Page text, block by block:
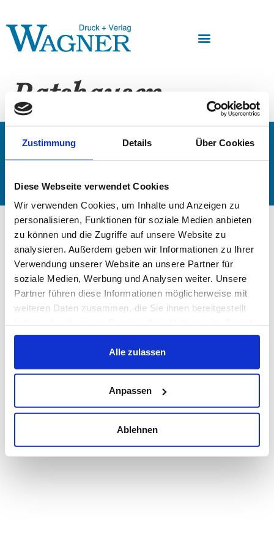
Zustimmung Details Über Cookies
Diese Webseite verwendet Cookies
Wir verwenden Cookies, um Inhalte und Anzeigen zu
personalisieren, Funktionen für soziale Medien anbieten
zu können und die Zugriffe auf unsere Website zu
analysieren. Außerdem geben wir Informationen zu Ihrer
Verwendung unserer Website an unsere Partner für
soziale Medien, Werbung und Analysen weiter. Unsere
Partner führen diese Informationen möglicherweise mit
weiteren Daten zusammen, die Sie ihnen bereitgestellt
gesammelt haben.
Alle zulassen
Anpassen
Ablehnen
Ratshausen
Impressum Datenschutz
Widerruf
Copyright @ Druck + Verlag Wagner 2023